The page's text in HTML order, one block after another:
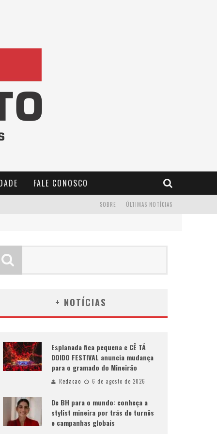
FALE CONOSCO
ÚLTIMAS NOTÍCIAS
SOBRE
+ NOTÍCIAS
Esplanada fica pequena e CÊ TÁ
DOIDO FESTIVAL anuncia mudança
para o gramado do Mineirão
Redacao 6 de agosto de 2026
De BH para o mundo: conheça a
stylist mineira por trás de turnês
e campanhas globais